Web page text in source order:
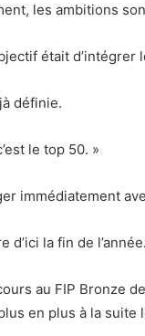
les ambitions
était d’intégrer
définie.
le top 50. »
immédiatement
d’ici la fin de
au FIP Bronze
en plus à la suite